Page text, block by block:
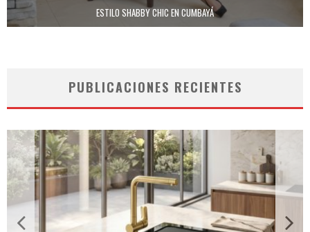
ESTILO SHABBY CHIC EN CUMBAYÁ
PUBLICACIONES RECIENTES